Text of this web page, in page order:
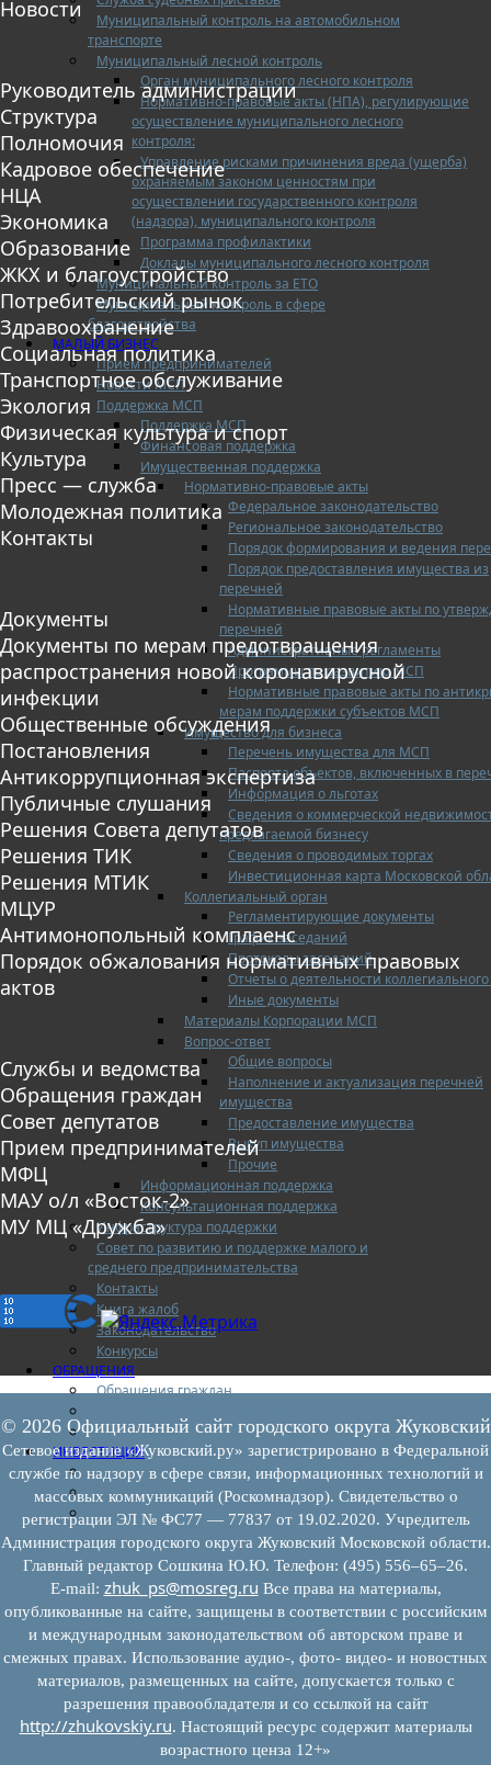
Муниципальный контроль на автомобильном
транспорте
Муниципальный лесной контроль
Орган муниципального лесного контроля
Нормативно-правовые акты (НПА), регулирующие
осуществление муниципального лесного
контроля:
Управление рисками причинения вреда (ущерба)
охраняемым законом ценностям при
осуществлении государственного контроля
(надзора), муниципального контроля
Программа профилактики
Доклады муниципального лесного контроля
Муниципальный контроль за ЕТО
Муниципальный контроль в сфере
благоустройства
МАЛЫЙ БИЗНЕС
Прием предпринимателей
Новости МСП
Поддержка МСП
Поддержка МСП
Финансовая поддержка
Имущественная поддержка
Нормативно-правовые акты
Федеральное законодательство
Региональное законодательство
Порядок формирования и ведения
Порядок предоставления имущества из
перечней
Нормативные правовые акты по
перечней
Административные регламенты
Программы по развитию МСП
Нормативные правовые акты по
мерам поддержки субъектов МСП
Имущество для бизнеса
Перечень имущества для МСП
Паспорта объектов, включенных в
Информация о льготах
Сведения о коммерческой
предлагаемой бизнесу
Сведения о проводимых торгах
Инвестиционная карта Московской
Коллегиальный орган
Регламентирующие документы
График заседаний
Протоколы заседаний
Отчеты о деятельности
Иные документы
Материалы Корпорации МСП
Вопрос-ответ
Общие вопросы
Наполнение и актуализация перечней
имущества
Предоставление имущества
Выкуп имущества
Прочие
Информационная поддержка
Консультационная поддержка
Инфраструктура поддержки
Совет по развитию и поддержке малого и
среднего предпринимательства
Контакты
Книга жалоб
Законодательство
Конкурсы
ОБРАЩЕНИЯ
Обращения граждан
Информация
ИНВЕСТИЦИИ
Инвестиционный паспорт
Муниципально-частное партнерство
Новости инвестиций
Новости
Руководитель администрации
Структура
Полномочия
Кадровое обеспечение
НЦА
Экономика
Образование
ЖКХ и благоустройство
Потребительский рынок
Здравоохранение
Социальная политика
Транспортное обслуживание
Экология
Физическая культура и спорт
Культура
Пресс — служба
Молодежная политика
Контакты
Документы
Документы по мерам предотвращения
распространения новой коронавирусной
инфекции
Общественные обсуждения
Постановления
Антикоррупционная экспертиза
Публичные слушания
Решения Совета депутатов
Решения ТИК
Решения МТИК
МЦУР
Антимонопольный комплаенс
Порядок обжалования нормативных правовых
актов
Службы и ведомства
Обращения граждан
Совет депутатов
Прием предпринимателей
МФЦ
МАУ о/л «Восток-2»
МУ МЦ «Дружба»
© 2026 Официальный сайт городского округа Жуковский
Сетевое издание «Жуковский.ру» зарегистрировано в Федеральной
службе по надзору в сфере связи, информационных технологий и
массовых коммуникаций (Роскомнадзор). Свидетельство о
регистрации ЭЛ № ФС77 — 77837 от 19.02.2020. Учредитель
Администрация городского округа Жуковский Московской области.
Главный редактор Сошкина Ю.Ю. Телефон: (495) 556–65–26.
E‑mail: zhuk_ps@mosreg.ru Все права на материалы,
опубликованные на сайте, защищены в соответствии с российским
и международным законодательством об авторском праве и
смежных правах. Использование аудио-, фото- видео- и новостных
материалов, размещенных на сайте, допускается только с
разрешения правообладателя и со ссылкой на сайт
http://zhukovskiy.ru. Настоящий ресурс содержит материалы
возрастного ценза 12+»